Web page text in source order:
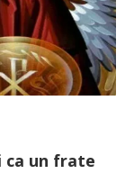
ca un frate